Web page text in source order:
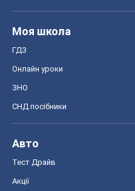
Моя школа
ГДЗ
Онлайн уроки
ЗНО
СНД посібники
Авто
Тест Драйв
Акції